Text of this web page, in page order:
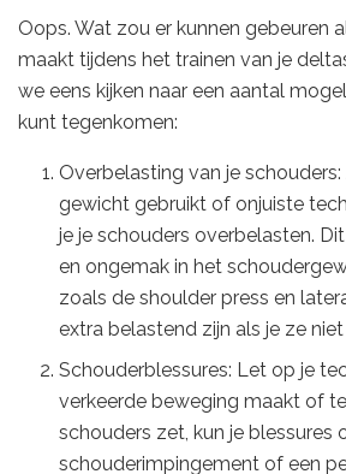
Oops. Wat zou er kunnen gebeuren
maakt tijdens het trainen van je
we eens kijken naar een aantal
kunt tegenkomen:
Overbelasting van je
gewicht gebruikt of onjuiste
je je schouders overbelasten.
en ongemak in het
zoals de shoulder press en
extra belastend zijn als je ze
Schouderblessures: Let op je
verkeerde beweging maakt of
schouders zet, kun je blessures
schouderimpingement of een